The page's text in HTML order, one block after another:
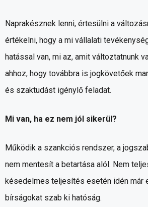
Naprakésznek lenni, értesülni a
értékelni, hogy a mi vállalati
hatással van, mi az, amit változtatnunk
ahhoz, hogy továbbra is jogkövetőek
és szaktudást igénylő feladat.
Mi van, ha ez nem jól sikerül?
Működik a szankciós rendszer, a
nem mentesít a betartása alól. Nem
késedelmes teljesítés esetén idén már
bírságokat szab ki hatóság.